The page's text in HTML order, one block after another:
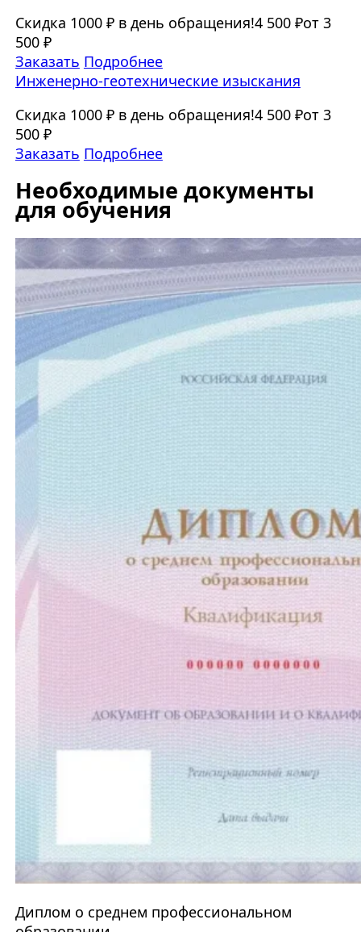
Скидка 1000 ₽ в день обращения!4 500 ₽от 3
500 ₽
Заказать Подробнее
Инженерно-геотехнические изыскания
Скидка 1000 ₽ в день обращения!4 500 ₽от 3
500 ₽
Заказать Подробнее
Необходимые документы
для обучения
Диплом о среднем профессиональном